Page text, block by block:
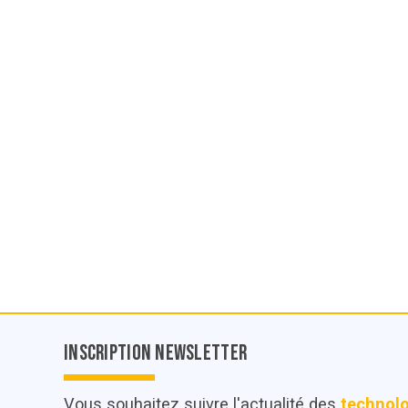
Inscription Newsletter
Vous souhaitez suivre l'actualité des